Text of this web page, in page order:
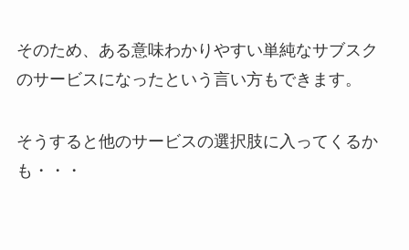
そのため、ある意味わかりやすい単純なサブスク
のサービスになったという言い方もできます。
そうすると他のサービスの選択肢に入ってくるか
も・・・